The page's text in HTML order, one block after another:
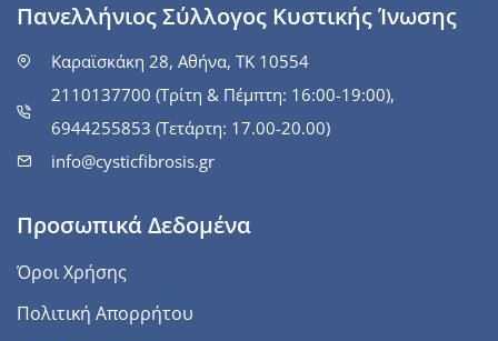
Πανελλήνιος Σύλλογος Κυστικής Ίνωσης
Καραϊσκάκη 28, Αθήνα, ΤΚ 10554
2110137700 (Τρίτη & Πέμπτη: 16:00-19:00),
6944255853 (Τετάρτη: 17.00-20.00)
info@cysticfibrosis.gr
Προσωπικά Δεδομένα
Όροι Χρήσης
Πολιτική Απορρήτου